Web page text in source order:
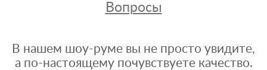
Вопросы
В нашем шоу-руме вы не просто увидите,
а по-настоящему почувствуете качество.